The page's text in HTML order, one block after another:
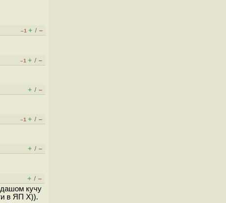
–1 + / –
–1 + / –
+ / –
–1 + / –
+ / –
+ / –
кучу
в ЯП X)).